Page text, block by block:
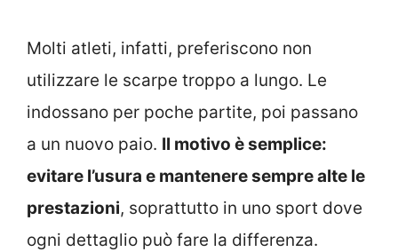
Molti atleti, infatti, preferiscono non
utilizzare le scarpe troppo a lungo. Le
indossano per poche partite, poi passano
a un nuovo paio. Il motivo è semplice:
evitare l’usura e mantenere sempre alte le
prestazioni, soprattutto in uno sport dove
ogni dettaglio può fare la differenza.